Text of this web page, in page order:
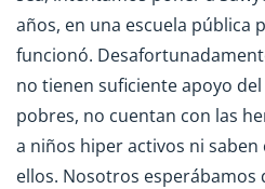
años, en una escuela pública
funcionó.
no tienen suficiente apoyo
pobres, no cuentan con las
a niños hiper activos ni
ellos. Nosotros esperábamos